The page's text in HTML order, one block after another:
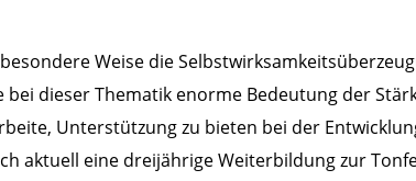
Weise die
dieser Thematik enorme Bedeutung der
Unterstützung zu bieten bei der
aktuell eine dreijährige Weiterbildung zur